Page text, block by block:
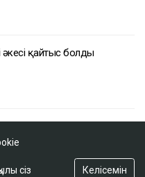
әкесі қайтыс болды
өтеді?
сіз
Келісемін